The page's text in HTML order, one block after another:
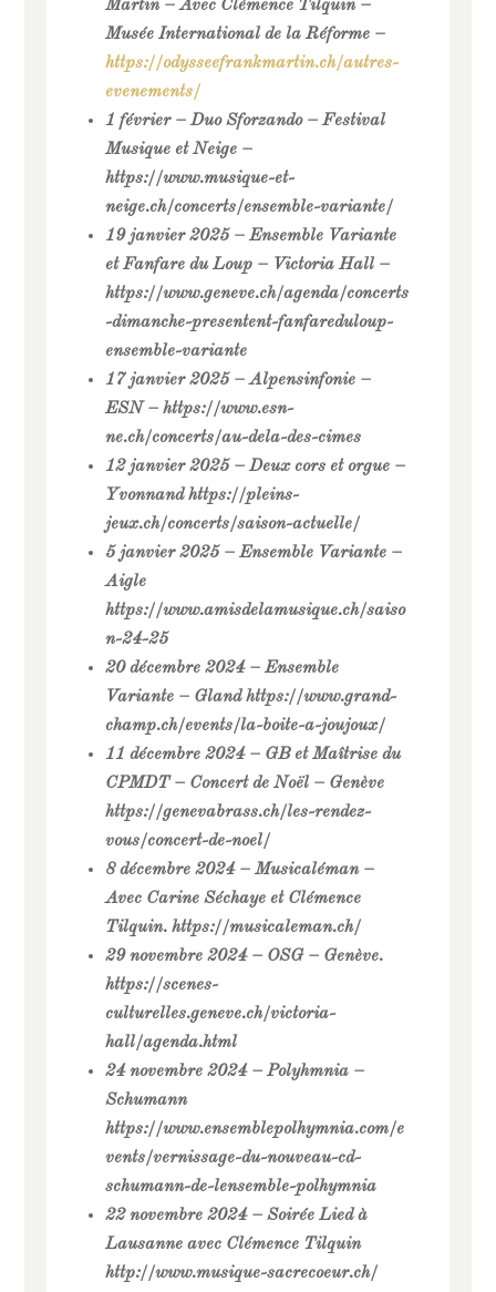
Martin – Avec Clémence Tilquin –
Musée International de la Réforme –
https://odysseefrankmartin.ch/autres-
evenements/
1 février – Duo Sforzando – Festival
Musique et Neige –
https://www.musique-et-
neige.ch/concerts/ensemble-variante/
19 janvier 2025 – Ensemble Variante
et Fanfare du Loup – Victoria Hall –
https://www.geneve.ch/agenda/concerts
-dimanche-presentent-fanfareduloup-
ensemble-variante
17 janvier 2025 – Alpensinfonie –
ESN – https://www.esn-
ne.ch/concerts/au-dela-des-cimes
12 janvier 2025 – Deux cors et orgue –
Yvonnand https://pleins-
jeux.ch/concerts/saison-actuelle/
5 janvier 2025 – Ensemble Variante –
Aigle
https://www.amisdelamusique.ch/saiso
n-24-25
20 décembre 2024 – Ensemble
Variante – Gland https://www.grand-
champ.ch/events/la-boite-a-joujoux/
11 décembre 2024 – GB et Maîtrise du
CPMDT – Concert de Noël – Genève
https://genevabrass.ch/les-rendez-
vous/concert-de-noel/
8 décembre 2024 – Musicaléman –
Avec Carine Séchaye et Clémence
Tilquin. https://musicaleman.ch/
29 novembre 2024 – OSG – Genève.
https://scenes-
culturelles.geneve.ch/victoria-
hall/agenda.html
24 novembre 2024 – Polyhmnia –
Schumann
https://www.ensemblepolhymnia.com/e
vents/vernissage-du-nouveau-cd-
schumann-de-lensemble-polhymnia
22 novembre 2024 – Soirée Lied à
Lausanne avec Clémence Tilquin
http://www.musique-sacrecoeur.ch/